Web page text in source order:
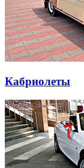
Кабриолеты